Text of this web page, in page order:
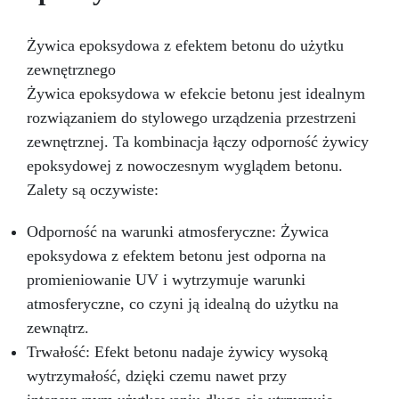
Żywica epoksydowa z efektem betonu do użytku
zewnętrznego
Żywica epoksydowa w efekcie betonu jest idealnym
rozwiązaniem do stylowego urządzenia przestrzeni
zewnętrznej. Ta kombinacja łączy odporność żywicy
epoksydowej z nowoczesnym wyglądem betonu.
Zalety są oczywiste:
Odporność na warunki atmosferyczne: Żywica
epoksydowa z efektem betonu jest odporna na
promieniowanie UV i wytrzymuje warunki
atmosferyczne, co czyni ją idealną do użytku na
zewnątrz.
Trwałość: Efekt betonu nadaje żywicy wysoką
wytrzymałość, dzięki czemu nawet przy